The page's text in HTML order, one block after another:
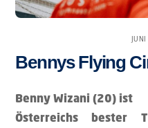
Bennys Flying
Benny Wizani (20) ist
Österreichs bester